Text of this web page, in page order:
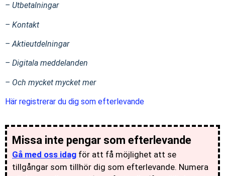
– Utbetalningar
– Kontakt
– Aktieutdelningar
– Digitala meddelanden
– Och mycket mycket mer
Här registrerar du dig som efterlevande
Missa inte pengar som efterlevande
Gå med oss idag för att få möjlighet att se
tillgångar som tillhör dig som efterlevande. Numera